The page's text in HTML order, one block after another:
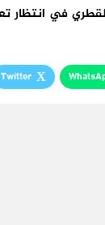
في انتظار
Twitter